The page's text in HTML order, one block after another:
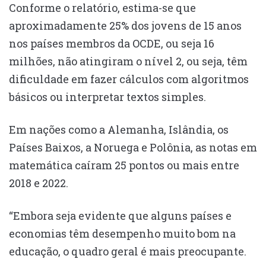
Conforme o relatório, estima-se que
aproximadamente 25% dos jovens de 15 anos
nos países membros da OCDE, ou seja 16
milhões, não atingiram o nível 2, ou seja, têm
dificuldade em fazer cálculos com algoritmos
básicos ou interpretar textos simples.
Em nações como a Alemanha, Islândia, os
Países Baixos, a Noruega e Polônia, as notas em
matemática caíram 25 pontos ou mais entre
2018 e 2022.
“Embora seja evidente que alguns países e
economias têm desempenho muito bom na
educação, o quadro geral é mais preocupante.